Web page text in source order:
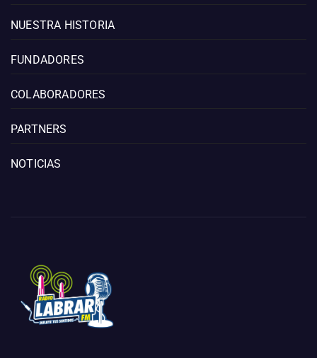
NUESTRA HISTORIA
FUNDADORES
COLABORADORES
PARTNERS
NOTICIAS